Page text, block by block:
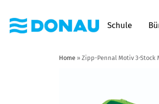
Schule
Home » Zipp-Pennal Motiv 3-Stock